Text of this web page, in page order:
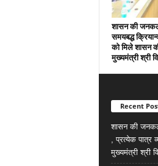
शासन की
समयबद्ध
को मिले शासन
मुख्यमंत्री श्री
Recent
शासन की
, प्रत्येक
मुख्यमंत्री श्री